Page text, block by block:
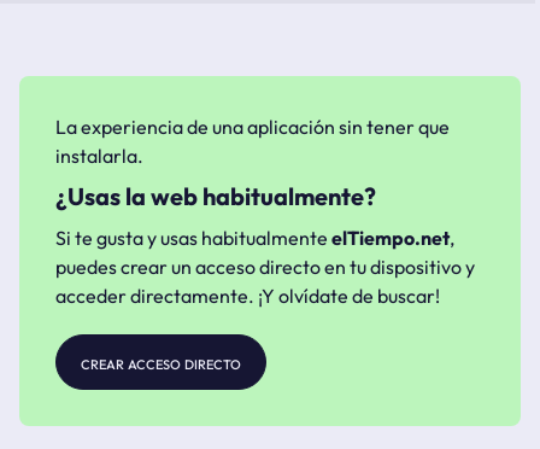
La experiencia de una aplicación sin tener que
instalarla.
¿Usas la web habitualmente?
Si te gusta y usas habitualmente elTiempo.net,
puedes crear un acceso directo en tu dispositivo y
acceder directamente. ¡Y olvídate de buscar!
crear acceso directo